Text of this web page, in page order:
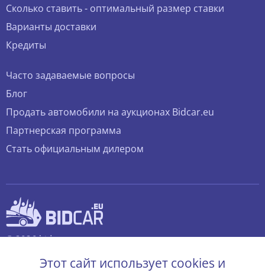
Сколько ставить - оптимальный размер ставки
Варианты доставки
Кредиты
Часто задаваемые вопросы
Блог
Продать автомобили на аукционах Bidcar.eu
Партнерская программа
Стать официальным дилером
© 2026 bidcar.eu
Этот сайт использует cookies и